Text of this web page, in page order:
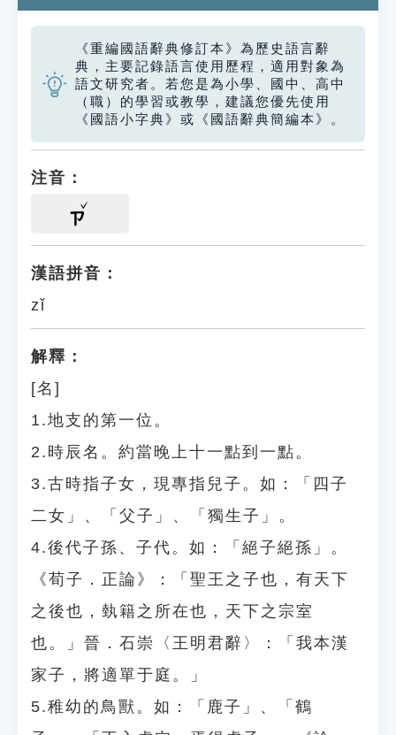
《重編國語辭典修訂本》為歷史語言辭
典，主要記錄語言使用歷程，適用對象為
語文研究者。若您是為小學、國中、高中
（職）的學習或教學，建議您優先使用
《國語小字典》或《國語辭典簡編本》。
注音：
ㄗ
漢語拼音：
zǐ
解釋：
[名]
1.地支的第一位。
2.時辰名。約當晚上十一點到一點。
3.古時指子女，現專指兒子。如：「四子
二女」、「父子」、「獨生子」。
4.後代子孫、子代。如：「絕子絕孫」。
《荀子．正論》：「聖王之子也，有天下
之後也，埶籍之所在也，天下之宗室
也。」晉．石崇〈王明君辭〉：「我本漢
家子，將適單于庭。」
5.稚幼的鳥獸。如：「鹿子」、「鶴